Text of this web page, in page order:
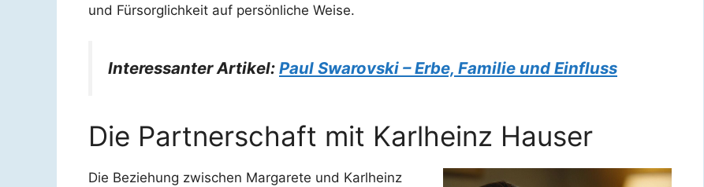
und Fürsorglichkeit auf persönliche Weise.
Interessanter Artikel: Paul Swarovski – Erbe, Familie und Einfluss
Die Partnerschaft mit Karlheinz Hauser
Die Beziehung zwischen Margarete und Karlheinz